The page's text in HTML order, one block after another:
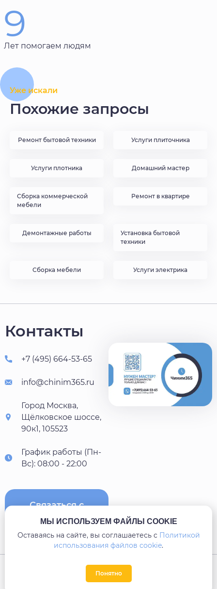
9
Лет помогаем людям
Уже искали
Похожие запросы
Ремонт бытовой техники Услуги плиточника
Услуги плотника Домашний мастер
Сборка коммерческой
мебели
Ремонт в квартире
Демонтажные работы
Установка бытовой
техники
Сборка мебели Услуги электрика
Контакты
+7 (495) 664-53-65
info@chinim365.ru
Город Москва,
Щёлковское шоссе,
90к1, 105523
График работы (Пн-
Вс): 08:00 - 22:00
Связаться с
Карта сайта
МЫ ИСПОЛЬЗУЕМ ФАЙЛЫ COOKIE
Оставаясь на сайте, вы соглашаетесь c Политикой
использования файлов cookie.
Понятно